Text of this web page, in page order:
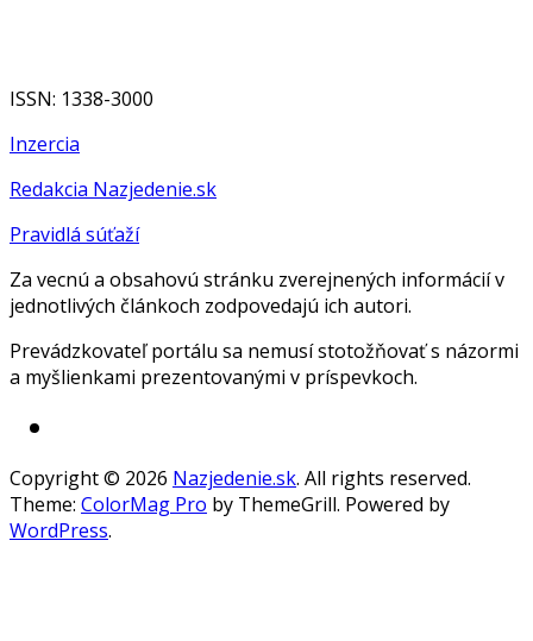
ISSN: 1338-3000
Inzercia
Redakcia Nazjedenie.sk
Pravidlá súťaží
Za vecnú a obsahovú stránku zverejnených informácií v
jednotlivých článkoch zodpovedajú ich autori.
Prevádzkovateľ portálu sa nemusí stotožňovať s názormi
a myšlienkami prezentovanými v príspevkoch.
Copyright © 2026 Nazjedenie.sk. All rights reserved.
Theme: ColorMag Pro by ThemeGrill. Powered by
WordPress.